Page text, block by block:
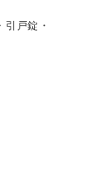
戸錠・